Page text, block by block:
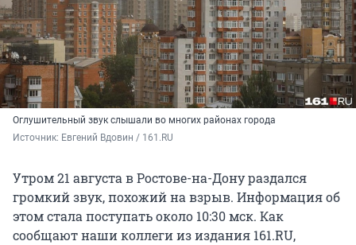
Оглушительный звук слышали во многих районах города
Источник: Евгений Вдовин / 161.RU
Утром 21 августа в Ростове-на-Дону раздался
громкий звук, похожий на взрыв. Информация об
этом стала поступать около 10:30 мск. Как
сообщают наши коллеги из издания 161.RU,